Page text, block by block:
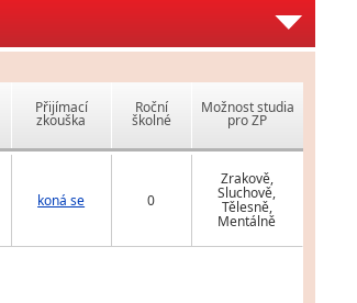
Přijímací
zkouška
Roční
školné
Možnost studia
pro ZP
koná se 0
Zrakově,
Sluchově,
Tělesně,
Mentálně